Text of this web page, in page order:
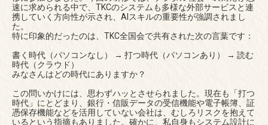
速に求められる中で、TKCのシステムも多様な外部サービスと連
携していく方向性が示され、AIスキルの重要性が強調されまし
た。
特に印象的だったのは、TKC全国会で共有された次の言葉です：
書く時代（パソコンなし） → 打つ時代（パソコンあり） → 読む
時代（クラウド）
みなさんはどの時代にありますか？
この問いかけには、思わずハッとさせられました。現在も「打つ
時代」にとどまり、銀行・信販データの受信機能や電子帳簿、証
憑保存機能などを活用していない会社は、むしろリスクを抱えて
いるという指摘もありました。確かに、私自身もシステム設計に